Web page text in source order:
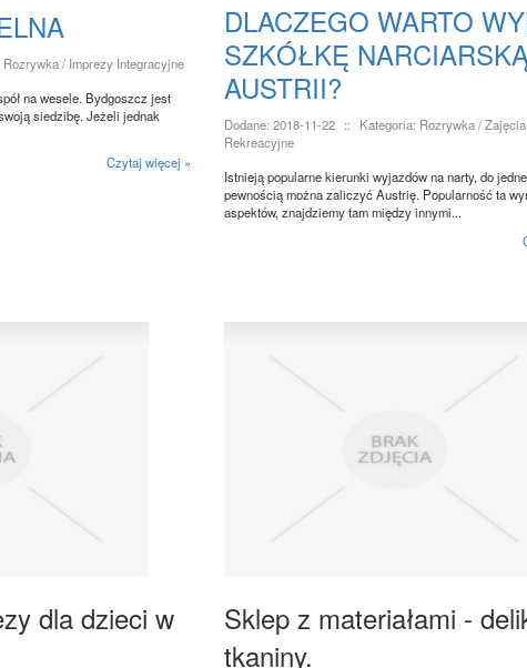
Rozrywka / Imprezy Integracyjne
na wesele. Bydgoszcz jest
siedzibę. Jeżeli jednak
Czytaj więcej »
DLACZEGO WARTO
SZKÓŁKĘ
AUSTRII?
Dodane: 2018-11-22 ::
Kategoria: Rozrywka /
Rekreacyjne
Istnieją popularne kierunki wyjazdów na narty, do
pewnością można zaliczyć Austrię. Popularność ta
aspektów, znajdziemy tam między innymi...
dla dzieci w
Sklep z materiałami -
tkaniny.